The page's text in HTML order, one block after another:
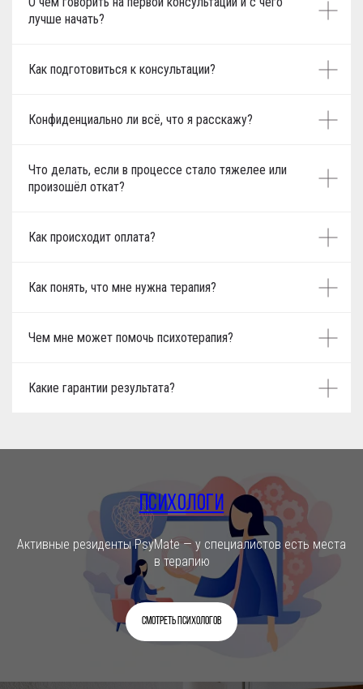
лучше начать?
Как подготовиться к консультации?
Конфиденциально ли всё, что я расскажу?
Что делать, если в процессе стало тяжелее или
произошёл откат?
Как происходит оплата?
Как понять, что мне нужна терапия?
Чем мне может помочь психотерапия?
Какие гарантии результата?
Психологи
Активные резиденты PsyMate — у специалистов есть места
в терапию
Смотреть психологов